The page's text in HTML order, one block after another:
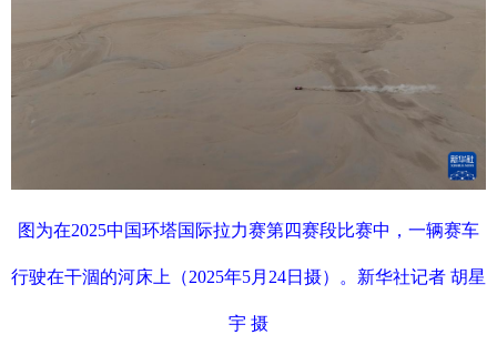
图为在2025中国环塔国际拉力赛第四赛段比赛中，一辆赛车
行驶在干涸的河床上（2025年5月24日摄）。新华社记者 胡星
宇 摄